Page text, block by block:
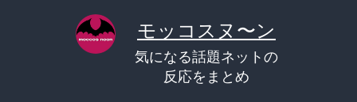
モッコスヌ〜ン
気になる話題ネットの
反応をまとめ